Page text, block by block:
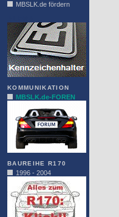
MBSLK.de fördern
KOMMUNIKATION
MBSLK.de-FOREN
BAUREIHE R170
1996 - 2004